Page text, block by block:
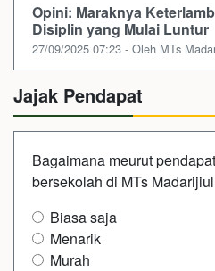
Opini: Maraknya
Disiplin yang Mulai Luntur
27/09/2025 07:23 - Oleh MTs
Jajak Pendapat
Bagaimana meurut
bersekolah di MTs
Biasa saja
Menarik
Murah